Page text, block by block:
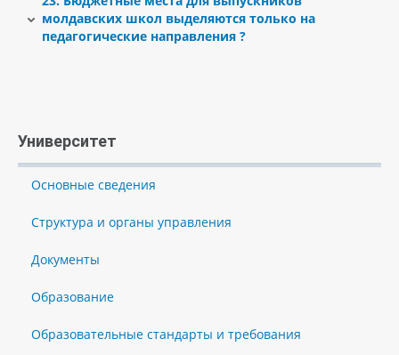
молдавских школ выделяются только на
педагогические направления ?
«Приднестровский государственный университет им. Т.Г.
Шевченко»».
Университет
Основные сведения
Структура и органы управления
Документы
Образование
Образовательные стандарты и требования